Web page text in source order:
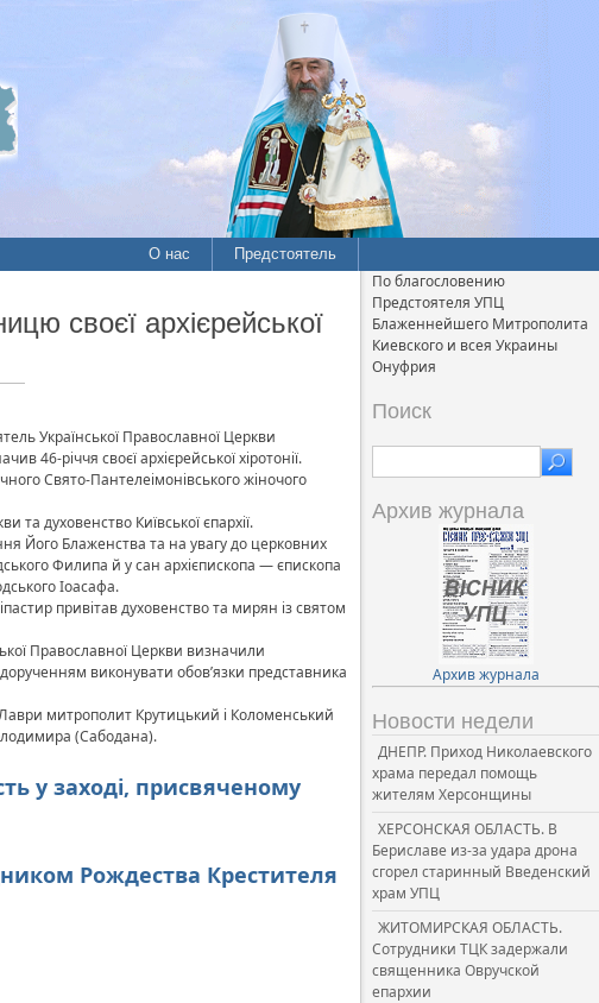
О нас Предстоятель
своєї архієрейської
Української Православної Церкви
46-річчя своєї архієрейської хіротонії.
Свято-Пантелеімонівського жіночого
та духовенство Київської єпархії.
Його Блаженства та на увагу до церковних
Филипа й у сан архієпископа — єпископа
Іоасафа.
привітав духовенство та мирян із святом
Православної Церкви визначили
виконувати обов’язки представника
Лаври митрополит Крутицький і Коломенський
(Сабодана).
у заході, присвяченому
Рождества Крестителя
По благословению
Предстоятеля УПЦ
Блаженнейшего Митрополита
Киевского и всея Украины
Онуфрия
Поиск
Архив журнала
Архив журнала
Новости недели
ДНЕПР. Приход Николаевского
храма передал помощь
жителям Херсонщины
ХЕРСОНСКАЯ ОБЛАСТЬ. В
Бериславе из-за удара дрона
сгорел старинный Введенский
храм УПЦ
ЖИТОМИРСКАЯ ОБЛАСТЬ.
Сотрудники ТЦК задержали
священника Овручской
епархии